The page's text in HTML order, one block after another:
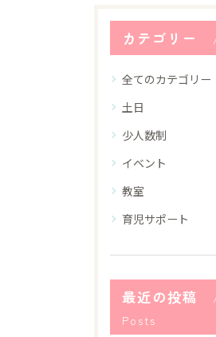
カテゴリー
全てのカテゴリー
土日
少人数制
イベント
教室
育児サポート
最近の投稿
Posts